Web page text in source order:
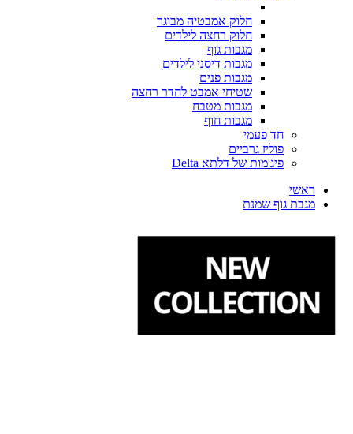
חלוק אמבטיה מבוגר
חלוק רחצה לילדים
מגבות גוף
מגבות דיסני לילדים
מגבות פנים
שטיחי אמבט לחדר רחצה
מגבות מטבח
מגבות חוף
חד פעמי
פוליז גרביים
פיג'מות של דלתא Delta
ראשי
מגבת גוף שמנת